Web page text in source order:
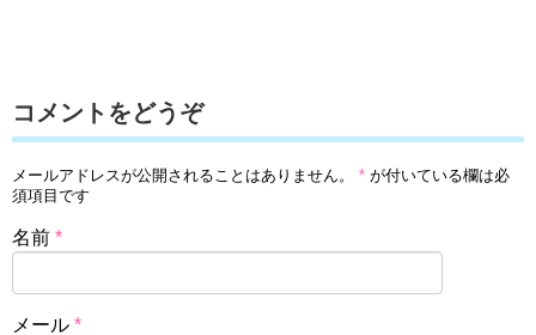
コメントをどうぞ
メールアドレスが公開されることはありません。 * が付いている欄は必
須項目です
名前 *
メール *